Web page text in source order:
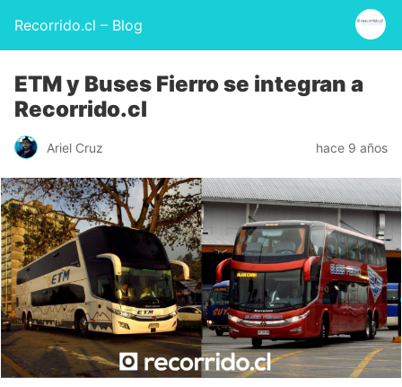
Recorrido.cl – Blog
ETM y Buses Fierro se integran a
Recorrido.cl
Ariel Cruz hace 9 años